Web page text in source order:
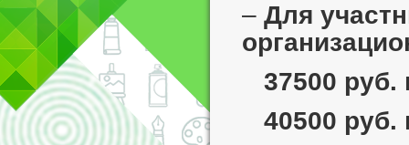
– Для
37500
40500 руб.